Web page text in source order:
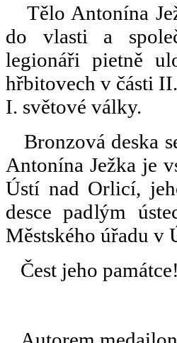
Tělo Antonína
do vlasti a
legionáři pietně
hřbitovech v části
I. světové války.
Bronzová deska
Antonína Ježka je
Ústí nad Orlicí,
desce padlým
Městského úřadu v
Čest jeho památce!